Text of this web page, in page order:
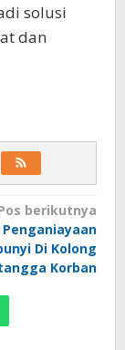
solusi
dan
berikutnya
Penganiayaan
Di Kolong
Korban